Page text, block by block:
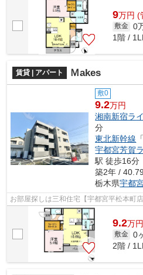
9万円 (
敷金 0
1階 /
賃貸 | アパート Ｍakes
敷0
9.2万円
湘南新宿ラ
分
東北新幹線
宇都宮芳賀
駅 徒歩16分
築2年 /
栃木県宇都
お部屋探しは三和住宅【宇都宮平松本町
9.2万円
敷金 0
2階 /